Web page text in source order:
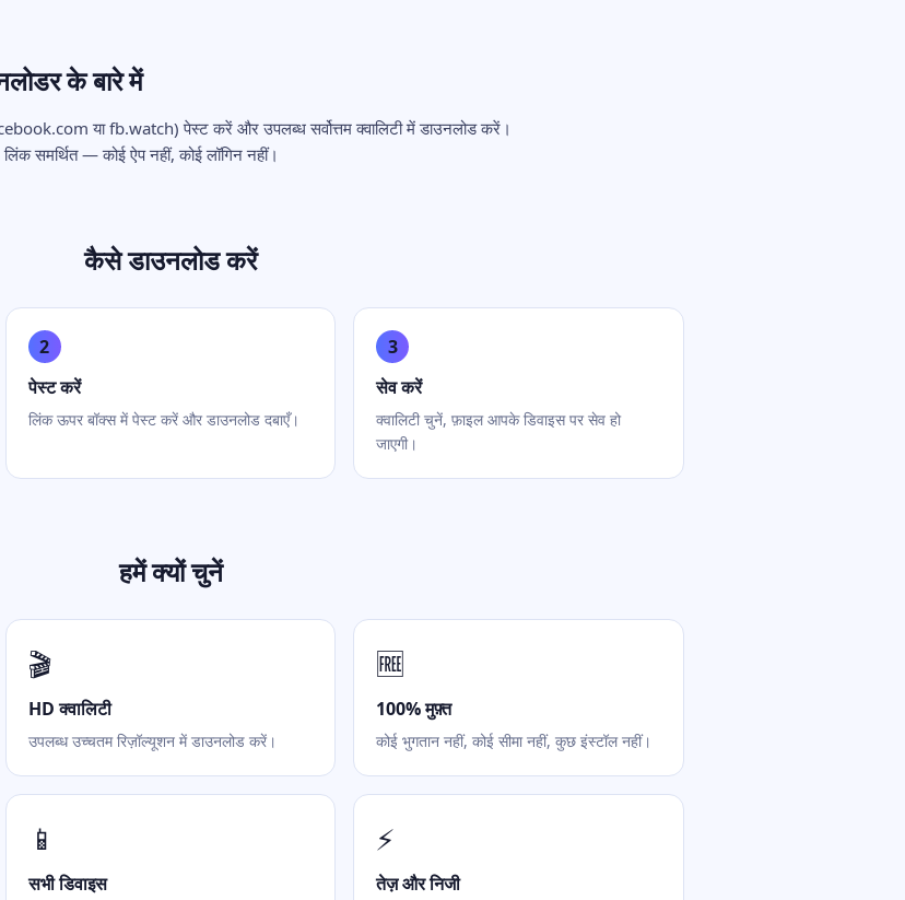
के बारे में
या fb.watch) पेस्ट करें और उपलब्ध सर्वोत्तम क्वालिटी में डाउनलोड करें।
समर्थित — कोई ऐप नहीं, कोई लॉगिन नहीं।
कैसे डाउनलोड करें
2
पेस्ट करें
लिंक ऊपर बॉक्स में पेस्ट करें और डाउनलोड दबाएँ।
3
सेव करें
क्वालिटी चुनें, फ़ाइल आपके डिवाइस पर सेव हो
जाएगी।
हमें क्यों चुनें
🎬
HD क्वालिटी
उपलब्ध उच्चतम रिज़ॉल्यूशन में डाउनलोड करें।
🆓
100% मुफ़्त
कोई भुगतान नहीं, कोई सीमा नहीं, कुछ इंस्टॉल नहीं।
📱
सभी डिवाइस
⚡
तेज़ और निजी